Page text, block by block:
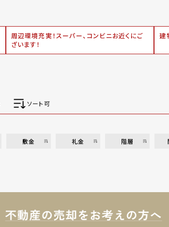
周辺環境充実！スーパー、コンビニお近くにご
ざいます！
建
ソート可
敷金 礼金 階層